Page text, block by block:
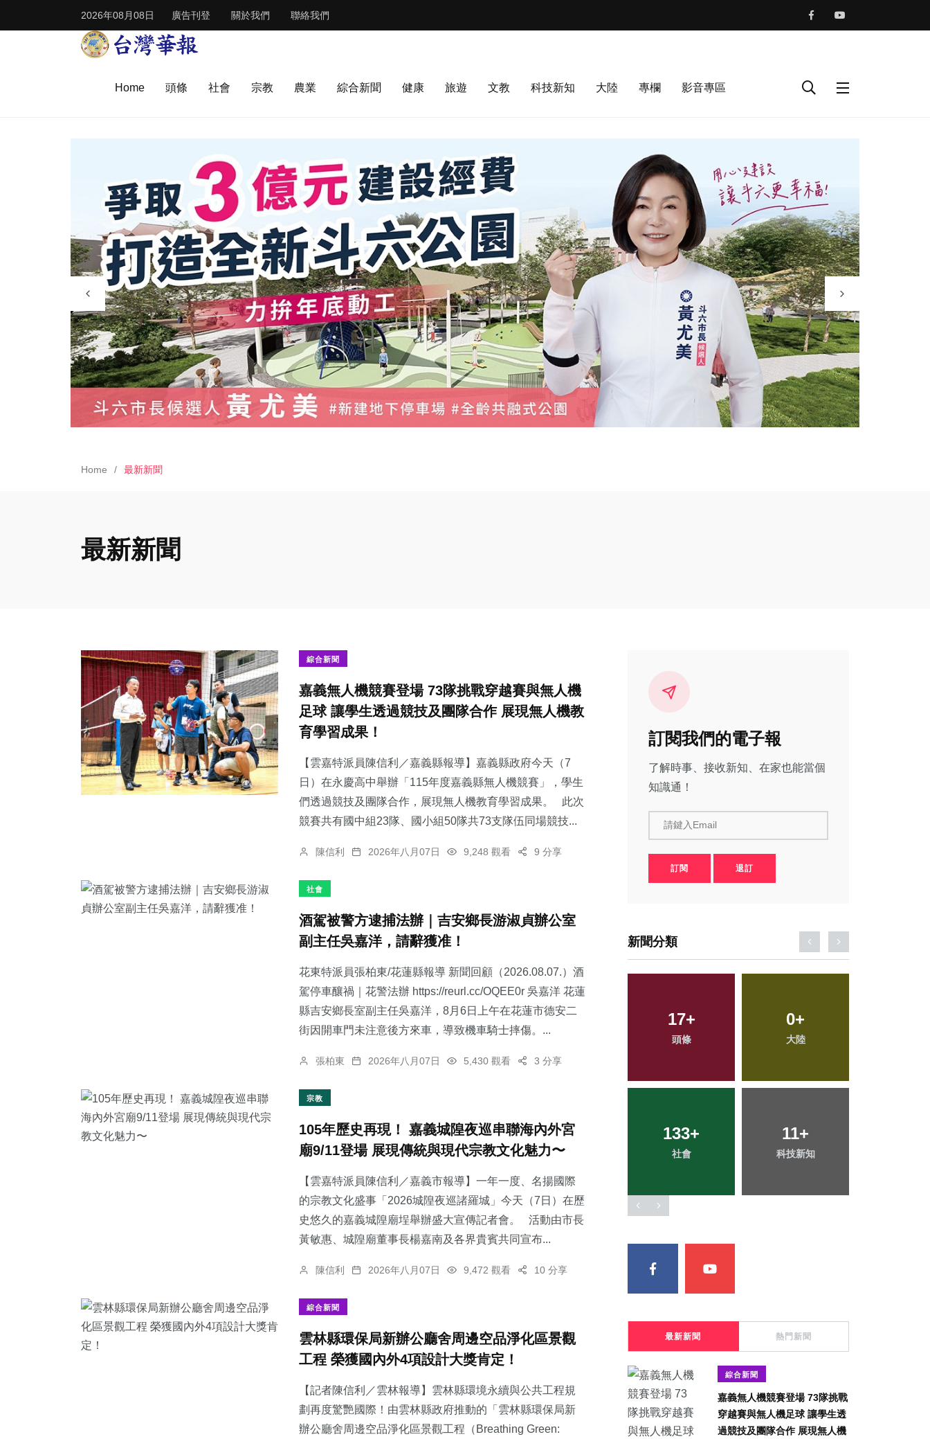
2026年08月08日 廣告刊登 關於我們 聯絡我們
Home 頭條 社會 宗教 農業 綜合新聞 健康 旅遊 文教 科技新知 大陸 專欄 影音專區
Home 最新新聞
最新新聞
綜合新聞
嘉義無人機競賽登場 73隊挑戰穿越賽與無人機
足球 讓學生透過競技及團隊合作 展現無人機教
育學習成果！
【雲嘉特派員陳信利／嘉義縣報導】嘉義縣政府今天（7
日）在永慶高中舉辦「115年度嘉義縣無人機競賽」，學生
們透過競技及團隊合作，展現無人機教育學習成果。 此次
競賽共有國中組23隊、國小組50隊共73支隊伍同場競技...
陳信利 2026年八月07日 9,248 觀看 9 分享
社會
酒駕被警方逮捕法辦｜吉安鄉長游淑貞辦公室
副主任吳嘉洋，請辭獲准！
花東特派員張柏東/花蓮縣報導 新聞回顧（2026.08.07.）酒
駕停車釀禍｜花警法辦 https://reurl.cc/OQEE0r 吳嘉洋 花蓮
縣吉安鄉長室副主任吳嘉洋，8月6日上午在花蓮市德安二
街因開車門未注意後方來車，導致機車騎士摔傷。...
張柏東 2026年八月07日 5,430 觀看 3 分享
宗教
105年歷史再現！ 嘉義城隍夜巡串聯海內外宮
廟9/11登場 展現傳統與現代宗教文化魅力〜
【雲嘉特派員陳信利／嘉義市報導】一年一度、名揚國際
的宗教文化盛事「2026城隍夜巡諸羅城」今天（7日）在歷
史悠久的嘉義城隍廟埕舉辦盛大宣傳記者會。 活動由市長
黃敏惠、城隍廟董事長楊嘉南及各界貴賓共同宣布...
陳信利 2026年八月07日 9,472 觀看 10 分享
綜合新聞
雲林縣環保局新辦公廳舍周邊空品淨化區景觀
工程 榮獲國內外4項設計大獎肯定！
【記者陳信利／雲林報導】雲林縣環境永續與公共工程規
劃再度驚艷國際！由雲林縣政府推動的「雲林縣環保局新
辦公廳舍周邊空品淨化區景觀工程（Breathing Green:
訂閱我們的電子報
了解時事、接收新知、在家也能當個
知識通！
請鍵入Email
訂閱 退訂
新聞分類
71+
239+ 17+
頭條
0+
大陸
133+
社會
11+
科技新知
54+
旅遊
22+
宗教
24+
農業
71+
健康
最新新聞 熱門新聞
綜合新聞
嘉義無人機競賽登場 73隊挑戰
穿越賽與無人機足球 讓學生透
過競技及團隊合作 展現無人機